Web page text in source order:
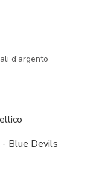
d'argento
Blue Devils